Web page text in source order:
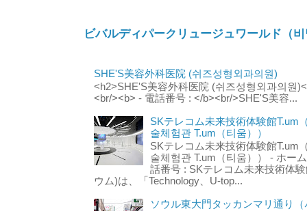
ビバルディパークリュージュワールド（
SHE'S美容外科医院 (쉬즈성형외과의원)
<h2>SHE'S美容外科医院 (쉬즈성형외과의원
<br/><b> - 電話番号 : </b><br/>SHE'S美容...
SKテレコム未来技術体験館T.um
술체험관 T.um（티움））
SKテレコム未来技術体験館T.um
술체험관 T.um（티움）） - ホー
話番号 : SKテレコム未来技術体
ウム)は、「Technology、U-top...
ソウル東大門タッカンマリ通り